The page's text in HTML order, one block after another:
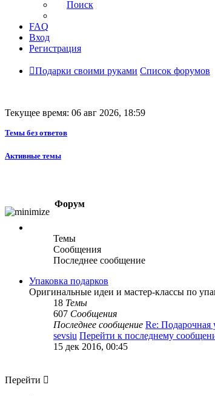
Поиск
FAQ
Вход
Регистрация
Подарки своими руками Список форумов
Текущее время: 06 авг 2026, 18:59
Темы без ответов
Активные темы
Форум
Темы
Сообщения
Последнее сообщение
Упаковка подарков
Оригинальные идеи и мастер-классы по
18 Темы
607 Сообщения
Последнее сообщение Re:
sevsiu Перейти к последнему
15 дек 2016, 00:45
Перейти